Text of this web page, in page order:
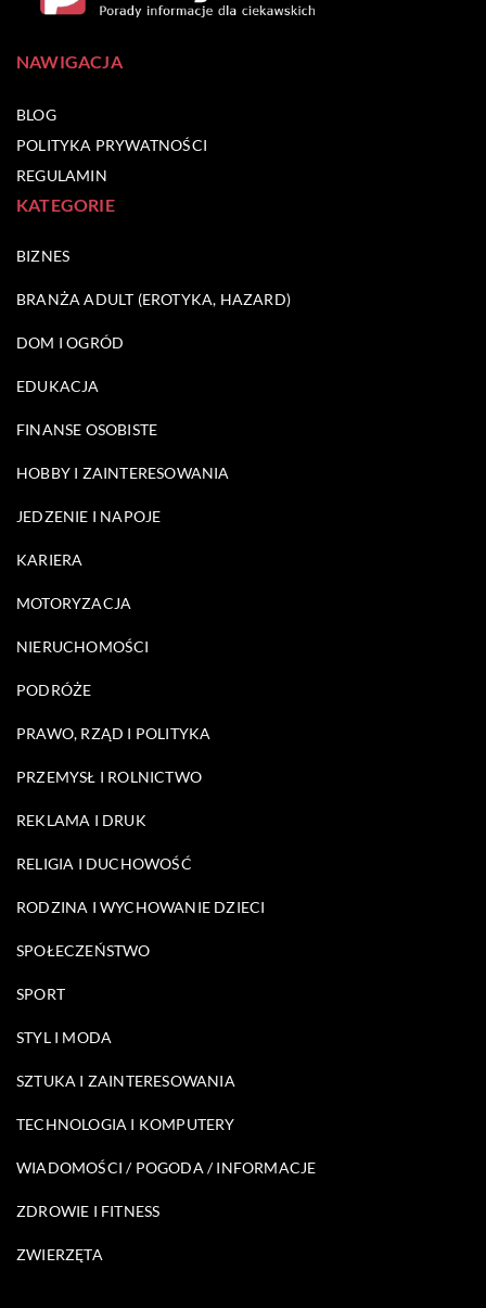
NAWIGACJA
BLOG
POLITYKA PRYWATNOŚCI
REGULAMIN
KATEGORIE
BIZNES
BRANŻA ADULT (EROTYKA, HAZARD)
DOM I OGRÓD
EDUKACJA
FINANSE OSOBISTE
HOBBY I ZAINTERESOWANIA
JEDZENIE I NAPOJE
KARIERA
MOTORYZACJA
NIERUCHOMOŚCI
PODRÓŻE
PRAWO, RZĄD I POLITYKA
PRZEMYSŁ I ROLNICTWO
REKLAMA I DRUK
RELIGIA I DUCHOWOŚĆ
RODZINA I WYCHOWANIE DZIECI
SPOŁECZEŃSTWO
SPORT
STYL I MODA
SZTUKA I ZAINTERESOWANIA
TECHNOLOGIA I KOMPUTERY
WIADOMOŚCI / POGODA / INFORMACJE
ZDROWIE I FITNESS
ZWIERZĘTA